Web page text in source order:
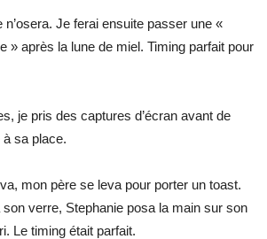
n’osera. Je ferai ensuite passer une «
» après la lune de miel. Timing parfait pour
je pris des captures d’écran avant de
à sa place.
mon père se leva pour porter un toast.
verre, Stephanie posa la main sur son
Le timing était parfait.